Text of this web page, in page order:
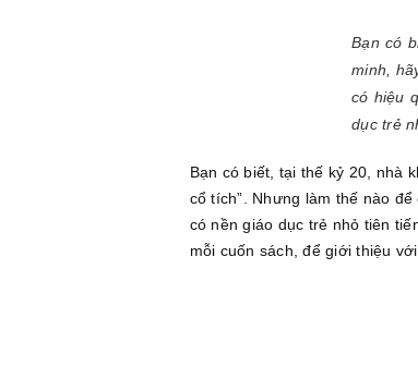
Bạn có
minh,
có hiệu
dục trẻ
Bạn có biết, tại thế kỷ 20, nhà
cổ tích”. Nhưng làm thế nào
có nền giáo dục trẻ nhỏ tiên
mỗi cuốn sách, để giới thiệu